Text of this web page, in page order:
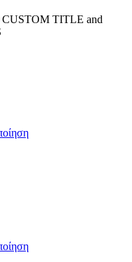
TITLE and